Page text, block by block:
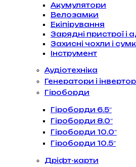
Акумулятори
Велозамки
Екіпірування
Зарядні пристрої і
Захисні чохли і
Інструмент
Аудіотехніка
Генератори і
Гіроборди
Гіроборди 6.5″
Гіроборди 8.0″
Гіроборди 10.0″
Гіроборди 10.5″
Дріфт-карти